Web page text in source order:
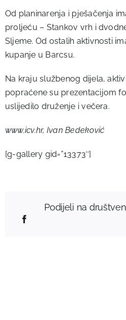
Od planinarenja i pješačenja
proljeću – Stankov vrh i
Sljeme. Od ostalih aktivnosti
kupanje u Barcsu.
Na kraju službenog dijela,
popraćene su prezentacijom
uslijedilo druženje i večera.
www.icv.hr, Ivan Bedeković
[g-gallery gid=”13373″]
Podijeli na